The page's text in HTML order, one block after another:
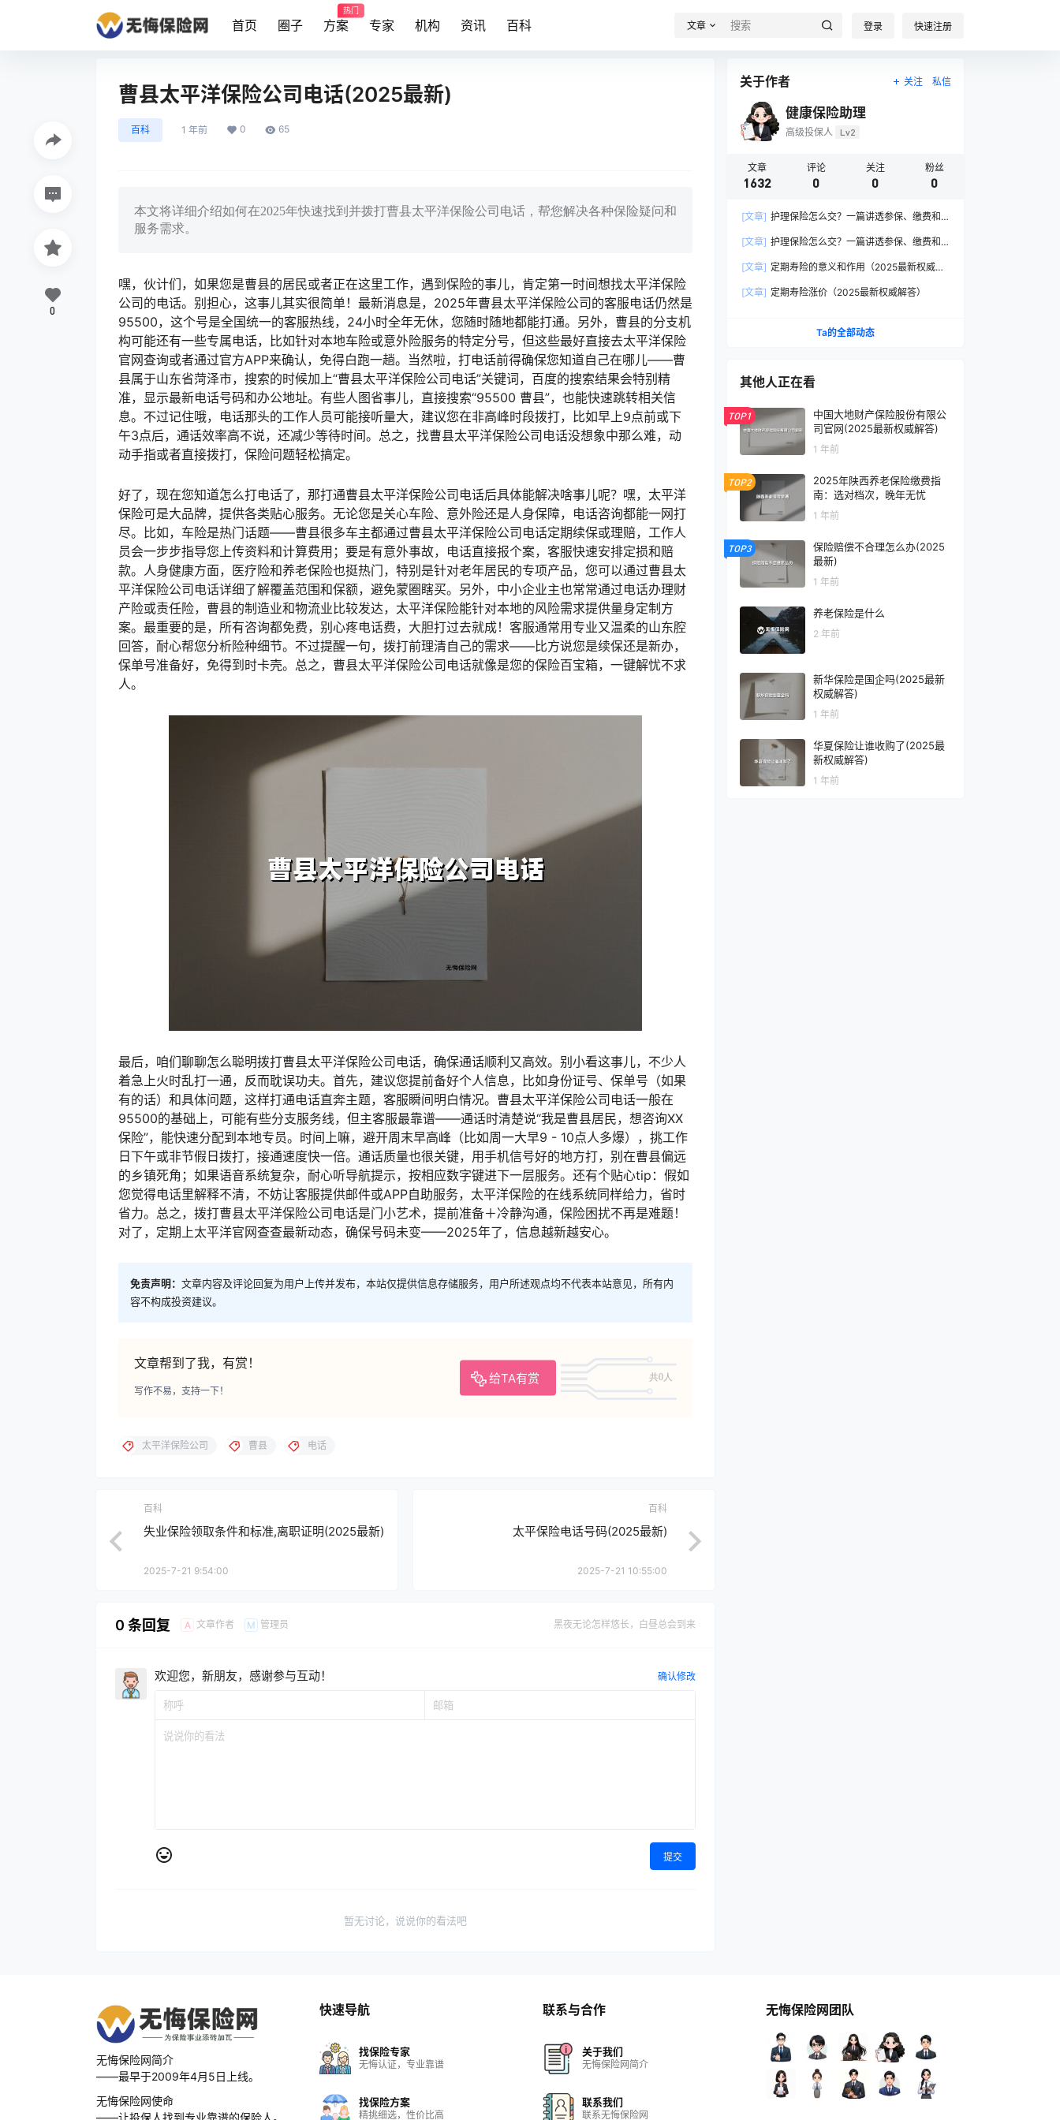
首页 圈子 方案
热门
专家 机构 资讯 百科 文章 登录 快速注册
曹县太平洋保险公司电话(2025最新)
百科 1 年前 0 65
本文将详细介绍如何在2025年快速找到并拨打曹县太平洋保险公司电话，帮您解决各种保险疑问和
服务需求。
嘿，伙计们，如果您是曹县的居民或者正在这里工作，遇到保险的事儿，肯定第一时间想找太平洋保险
公司的电话。别担心，这事儿其实很简单！最新消息是，2025年曹县太平洋保险公司的客服电话仍然是
95500，这个号是全国统一的客服热线，24小时全年无休，您随时随地都能打通。另外，曹县的分支机
构可能还有一些专属电话，比如针对本地车险或意外险服务的特定分号，但这些最好直接去太平洋保险
官网查询或者通过官方APP来确认，免得白跑一趟。当然啦，打电话前得确保您知道自己在哪儿——曹
县属于山东省菏泽市，搜索的时候加上“曹县太平洋保险公司电话”关键词，百度的搜索结果会特别精
准，显示最新电话号码和办公地址。有些人图省事儿，直接搜索“95500 曹县”，也能快速跳转相关信
息。不过记住哦，电话那头的工作人员可能接听量大，建议您在非高峰时段拨打，比如早上9点前或下
午3点后，通话效率高不说，还减少等待时间。总之，找曹县太平洋保险公司电话没想象中那么难，动
动手指或者直接拨打，保险问题轻松搞定。
好了，现在您知道怎么打电话了，那打通曹县太平洋保险公司电话后具体能解决啥事儿呢？嘿，太平洋
保险可是大品牌，提供各类贴心服务。无论您是关心车险、意外险还是人身保障，电话咨询都能一网打
尽。比如，车险是热门话题——曹县很多车主都通过曹县太平洋保险公司电话定期续保或理赔，工作人
员会一步步指导您上传资料和计算费用；要是有意外事故，电话直接报个案，客服快速安排定损和赔
款。人身健康方面，医疗险和养老保险也挺热门，特别是针对老年居民的专项产品，您可以通过曹县太
平洋保险公司电话详细了解覆盖范围和保额，避免蒙圈瞎买。另外，中小企业主也常常通过电话办理财
产险或责任险，曹县的制造业和物流业比较发达，太平洋保险能针对本地的风险需求提供量身定制方
案。最重要的是，所有咨询都免费，别心疼电话费，大胆打过去就成！客服通常用专业又温柔的山东腔
回答，耐心帮您分析险种细节。不过提醒一句，拨打前理清自己的需求——比方说您是续保还是新办，
保单号准备好，免得到时卡壳。总之，曹县太平洋保险公司电话就像是您的保险百宝箱，一键解忧不求
人。
最后，咱们聊聊怎么聪明拨打曹县太平洋保险公司电话，确保通话顺利又高效。别小看这事儿，不少人
着急上火时乱打一通，反而耽误功夫。首先，建议您提前备好个人信息，比如身份证号、保单号（如果
有的话）和具体问题，这样打通电话直奔主题，客服瞬间明白情况。曹县太平洋保险公司电话一般在
95500的基础上，可能有些分支服务线，但主客服最靠谱——通话时清楚说“我是曹县居民，想咨询XX
保险”，能快速分配到本地专员。时间上嘛，避开周末早高峰（比如周一大早9 - 10点人多爆），挑工作
日下午或非节假日拨打，接通速度快一倍。通话质量也很关键，用手机信号好的地方打，别在曹县偏远
的乡镇死角；如果语音系统复杂，耐心听导航提示，按相应数字键进下一层服务。还有个贴心tip：假如
您觉得电话里解释不清，不妨让客服提供邮件或APP自助服务，太平洋保险的在线系统同样给力，省时
省力。总之，拨打曹县太平洋保险公司电话是门小艺术，提前准备＋冷静沟通，保险困扰不再是难题！
对了，定期上太平洋官网查查最新动态，确保号码未变——2025年了，信息越新越安心。
免责声明： 文章内容及评论回复为用户上传并发布，本站仅提供信息存储服务，用户所述观点均不代表本站意见，所有内
容不构成投资建议。
文章帮到了我，有赏！
给TA有赏 共0人
写作不易，支持一下！
0
太平洋保险公司 曹县 电话
百科
失业保险领取条件和标准,离职证明(2025最新)
2025-7-21 9:54:00
百科
太平保险电话号码(2025最新)
2025-7-21 10:55:00
0 条回复 A 文章作者 M 管理员 黑夜无论怎样悠长，白昼总会到来
欢迎您，新朋友，感谢参与互动！ 确认修改
提交
暂无讨论，说说你的看法吧
关于作者 关注 私信
健康保险助理
高级投保人 Lv2
文章
1632
评论
0
关注
0
粉丝
0
[文章] 护理保险怎么交？一篇讲透参保、缴费和
[文章] 护理保险怎么交？一篇讲透参保、缴费和
[文章] 定期寿险的意义和作用（2025最新权威解
[文章] 定期寿险涨价（2025最新权威解答）
Ta的全部动态
其他人正在看
TOP1
中国大地财产保险股份有限公
司官网(2025最新权威解答)
1 年前
TOP2
2025年陕西养老保险缴费指
南：选对档次，晚年无忧
1 年前
TOP3
保险赔偿不合理怎么办(2025
最新)
1 年前
养老保险是什么
2 年前
新华保险是国企吗(2025最新
权威解答)
1 年前
华夏保险让谁收购了(2025最
新权威解答)
1 年前
无悔保险网简介
——最早于2009年4月5日上线。
无悔保险网使命
——让投保人找到专业靠谱的保险人。
快速导航
找保险专家
无悔认证，专业靠谱
找保险方案
精挑细选，性价比高
联系与合作
关于我们
无悔保险网简介
联系我们
联系无悔保险网
无悔保险网团队